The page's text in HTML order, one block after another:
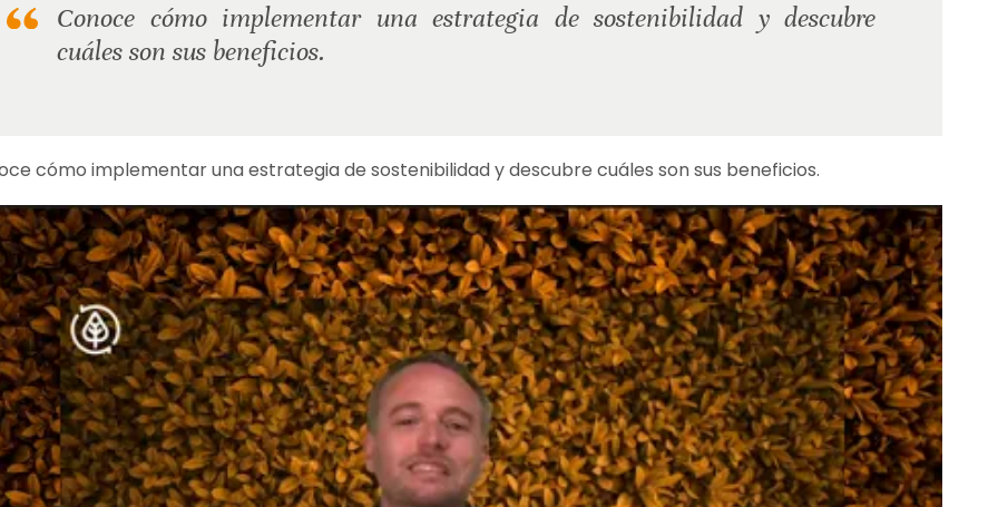
Conoce cómo implementar una estrategia de sostenibilidad y descubre
cuáles son sus beneficios.
cómo implementar una estrategia de sostenibilidad y descubre cuáles son sus beneficios.